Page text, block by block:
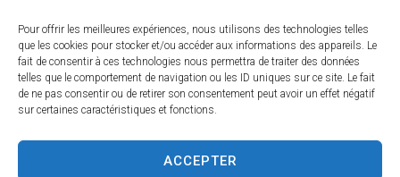
Pour offrir les meilleures expériences, nous utilisons des technologies telles
que les cookies pour stocker et/ou accéder aux informations des appareils. Le
fait de consentir à ces technologies nous permettra de traiter des données
telles que le comportement de navigation ou les ID uniques sur ce site. Le fait
de ne pas consentir ou de retirer son consentement peut avoir un effet négatif
sur certaines caractéristiques et fonctions.
ACCEPTER
Contacts